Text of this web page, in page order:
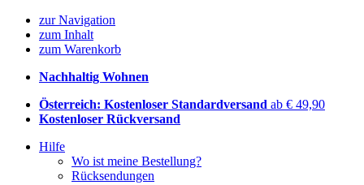
zur Navigation
zum Inhalt
zum Warenkorb
Nachhaltig Wohnen
Österreich: Kostenloser Standardversand ab € 49,90
Kostenloser Rückversand
Hilfe
Wo ist meine Bestellung?
Rücksendungen